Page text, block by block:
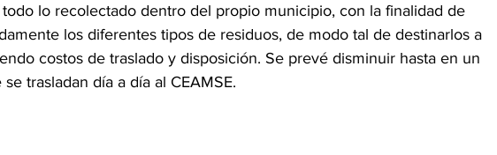
lo recolectado dentro del propio municipio, con la finalidad de
los diferentes tipos de residuos, de modo tal de destinarlos a
costos de traslado y disposición. Se prevé disminuir hasta en un
trasladan día a día al CEAMSE.